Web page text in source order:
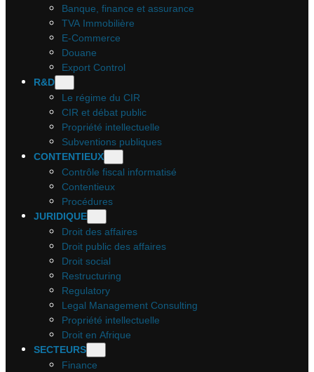
Banque, finance et assurance
TVA Immobilière
E-Commerce
Douane
Export Control
R&D
Le régime du CIR
CIR et débat public
Propriété intellectuelle
Subventions publiques
CONTENTIEUX
Contrôle fiscal informatisé
Contentieux
Procédures
JURIDIQUE
Droit des affaires
Droit public des affaires
Droit social
Restructuring
Regulatory
Legal Management Consulting
Propriété intellectuelle
Droit en Afrique
SECTEURS
Finance